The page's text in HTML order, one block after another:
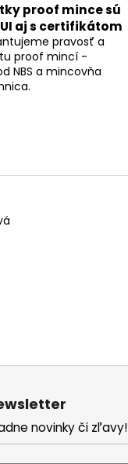
proof mince sú
aj s certifikátom
pravosť a
proof mincí -
NBS a mincovňa
novinky či zľavy!